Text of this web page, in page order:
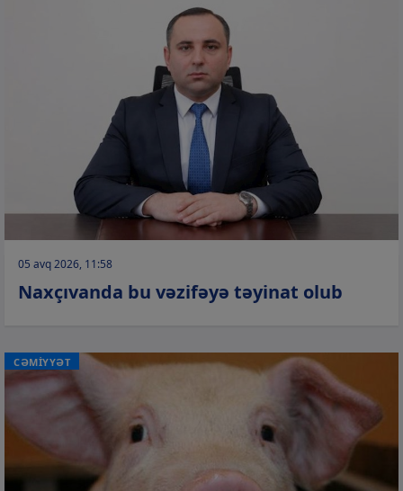
05 avq 2026, 11:58
Naxçıvanda bu vəzifəyə təyinat olub
CƏMİYYƏT